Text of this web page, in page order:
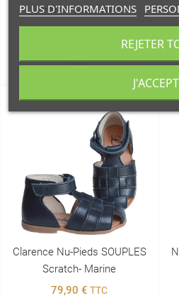
Scratch- Rose Nude
Rose
Clarence Nu-Pieds SOUPLES
Scratch- Marine
79,90 € TTC
PLUS D'INFORMATIONS
REJETER